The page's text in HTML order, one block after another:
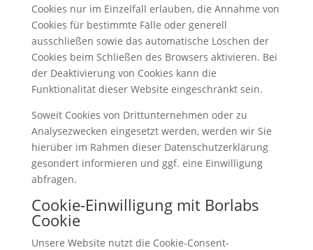
Cookies nur im Einzelfall erlauben, die Annahme von
Cookies für bestimmte Fälle oder generell
ausschließen sowie das automatische Löschen der
Cookies beim Schließen des Browsers aktivieren. Bei
der Deaktivierung von Cookies kann die
Funktionalität dieser Website eingeschränkt sein.
Soweit Cookies von Drittunternehmen oder zu
Analysezwecken eingesetzt werden, werden wir Sie
hierüber im Rahmen dieser Datenschutzerklärung
gesondert informieren und ggf. eine Einwilligung
abfragen.
Cookie-Einwilligung mit Borlabs
Cookie
Unsere Website nutzt die Cookie-Consent-